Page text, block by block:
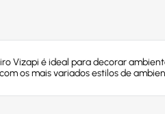
Vizapi é ideal para decorar
os mais variados estilos de